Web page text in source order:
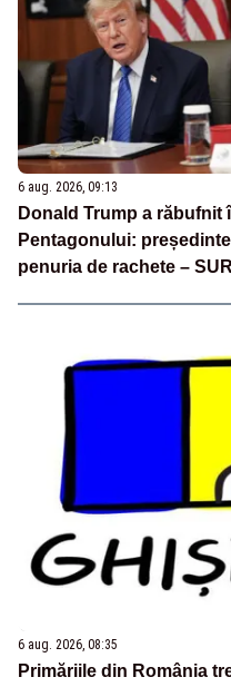
6 aug. 2026, 09:13
Donald Trump a răbufnit
Pentagonului:
penuria de rachete –
6 aug. 2026, 08:35
Primăriile din România